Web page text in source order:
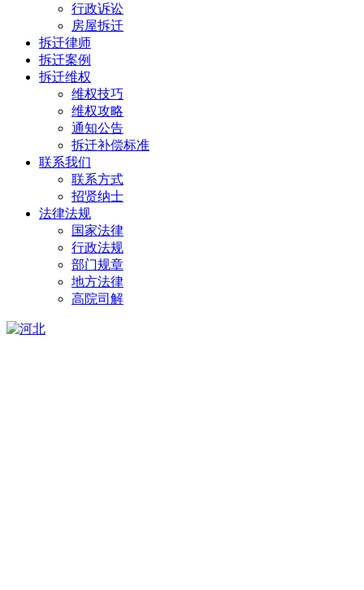
行政诉讼
房屋拆迁
拆迁律师
拆迁案例
拆迁维权
维权技巧
维权攻略
通知公告
拆迁补偿标准
联系我们
联系方式
招贤纳士
法律法规
国家法律
行政法规
部门规章
地方法律
高院司解